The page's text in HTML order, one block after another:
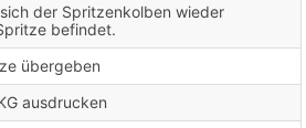
der Spritzenkolben wieder
befindet.
übergeben
ausdrucken